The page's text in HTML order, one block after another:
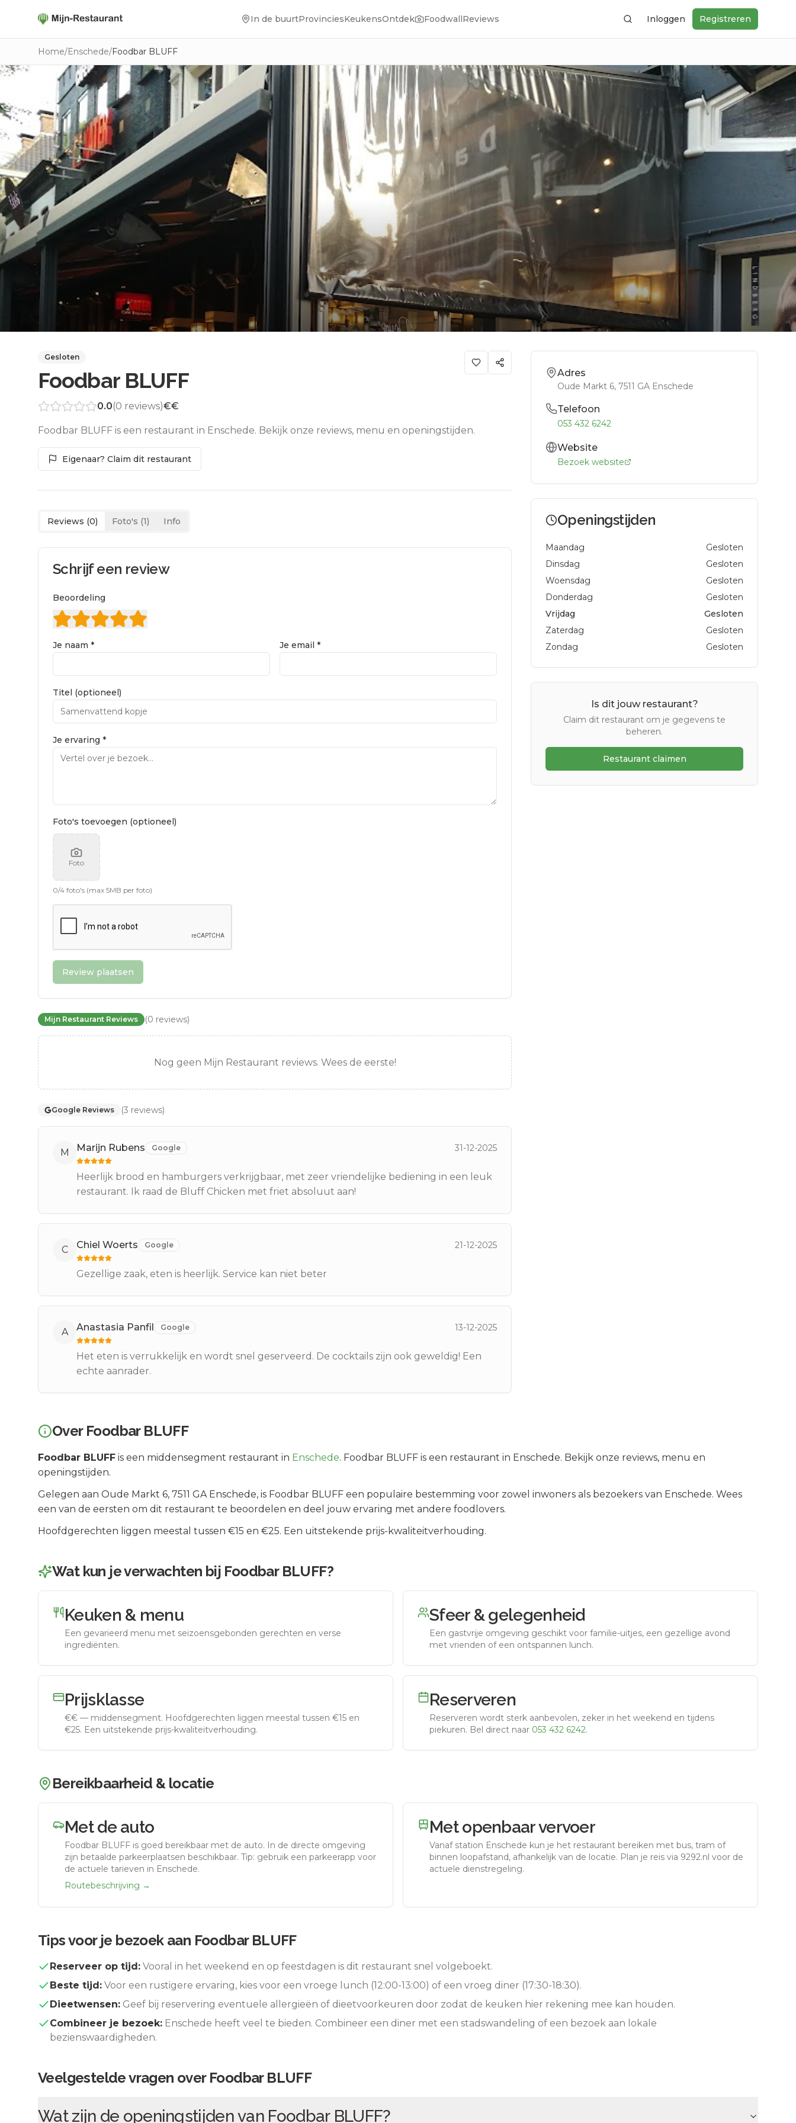
In de buurtProvinciesKeukensOntdek FoodwallReviews ZoekenInloggen Registreren
Home/Enschede/Foodbar BLUFF
Gesloten
Foodbar BLUFF
0.0(0 reviews)€€
Foodbar BLUFF is een restaurant in Enschede. Bekijk onze reviews, menu en openingstijden.
Eigenaar? Claim dit restaurant
Reviews (0) Foto's (1) Info
Schrijf een review
Beoordeling
Je naam * Je email *
Titel (optioneel)
Je ervaring *
Foto's toevoegen (optioneel)
Foto
0/4 foto's (max 5MB per foto)
Review plaatsen
Mijn Restaurant Reviews (0 reviews)
Nog geen Mijn Restaurant reviews. Wees de eerste!
Google Reviews (3 reviews)
M Marijn Rubens Google 31-12-2025
Heerlijk brood en hamburgers verkrijgbaar, met zeer vriendelijke bediening in een leuk
restaurant. Ik raad de Bluff Chicken met friet absoluut aan!
C Chiel Woerts Google 21-12-2025
Gezellige zaak, eten is heerlijk. Service kan niet beter
A Anastasia Panfil Google 13-12-2025
Het eten is verrukkelijk en wordt snel geserveerd. De cocktails zijn ook geweldig! Een
echte aanrader.
Adres
Oude Markt 6, 7511 GA Enschede
Telefoon
053 432 6242
Website
Bezoek website
Openingstijden
Maandag
Gesloten
Dinsdag
Gesloten
Woensdag
Gesloten
Donderdag
Gesloten
Vrijdag
Gesloten
Zaterdag
Gesloten
Zondag
Gesloten
Is dit jouw restaurant?
Claim dit restaurant om je gegevens te
beheren.
Restaurant claimen
Over Foodbar BLUFF
Foodbar BLUFF is een middensegment restaurant in Enschede. Foodbar BLUFF is een restaurant in Enschede. Bekijk onze reviews, menu en
openingstijden.
Gelegen aan Oude Markt 6, 7511 GA Enschede, is Foodbar BLUFF een populaire bestemming voor zowel inwoners als bezoekers van Enschede. Wees
een van de eersten om dit restaurant te beoordelen en deel jouw ervaring met andere foodlovers.
Hoofdgerechten liggen meestal tussen €15 en €25. Een uitstekende prijs-kwaliteitverhouding.
Wat kun je verwachten bij Foodbar BLUFF?
Keuken & menu
Een gevarieerd menu met seizoensgebonden gerechten en verse
ingrediënten.
Sfeer & gelegenheid
Een gastvrije omgeving geschikt voor familie-uitjes, een gezellige avond
met vrienden of een ontspannen lunch.
Prijsklasse
€€ — middensegment. Hoofdgerechten liggen meestal tussen €15 en
€25. Een uitstekende prijs-kwaliteitverhouding.
Reserveren
Reserveren wordt sterk aanbevolen, zeker in het weekend en tijdens
piekuren. Bel direct naar 053 432 6242.
Bereikbaarheid & locatie
Met de auto
Foodbar BLUFF is goed bereikbaar met de auto. In de directe omgeving
zijn betaalde parkeerplaatsen beschikbaar. Tip: gebruik een parkeerapp voor
de actuele tarieven in Enschede.
Routebeschrijving →
Met openbaar vervoer
Vanaf station Enschede kun je het restaurant bereiken met bus, tram of
binnen loopafstand, afhankelijk van de locatie. Plan je reis via 9292.nl voor de
actuele dienstregeling.
Tips voor je bezoek aan Foodbar BLUFF
Reserveer op tijd: Vooral in het weekend en op feestdagen is dit restaurant snel volgeboekt.
Beste tijd: Voor een rustigere ervaring, kies voor een vroege lunch (12:00-13:00) of een vroeg diner (17:30-18:30).
Dieetwensen: Geef bij reservering eventuele allergieën of dieetvoorkeuren door zodat de keuken hier rekening mee kan houden.
Combineer je bezoek: Enschede heeft veel te bieden. Combineer een diner met een stadswandeling of een bezoek aan lokale
bezienswaardigheden.
Veelgestelde vragen over Foodbar BLUFF
Wat zijn de openingstijden van Foodbar BLUFF?